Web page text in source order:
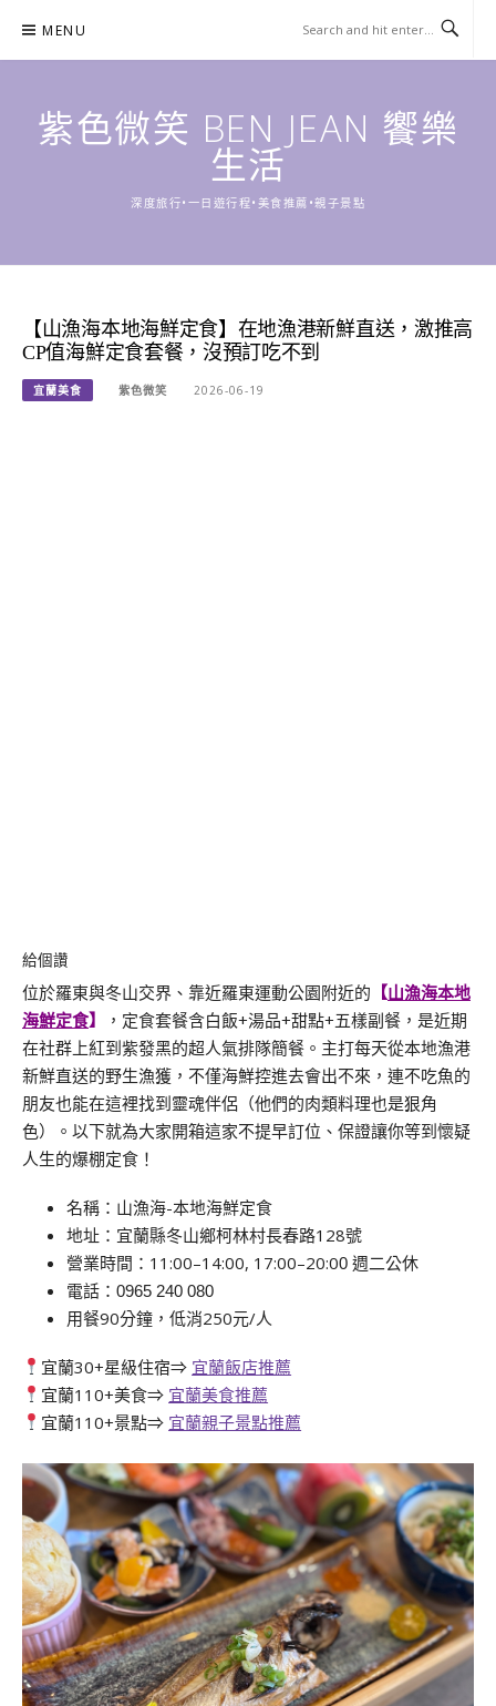
content
MENU
紫色微笑 BEN JEAN 饗樂
生活
深度旅行•一日遊行程•美食推薦•親子景點
【山漁海本地海鮮定食】在地漁港新鮮直送，激推高
CP值海鮮定食套餐，沒預訂吃不到
宜蘭美食 紫色微笑 2026-06-19
給個讚
位於羅東與冬山交界、靠近羅東運動公園附近的 【山漁海本地
海鮮定食】
，定食套餐含白飯+湯品+甜點+五樣副餐，是近期
在社群上紅到紫發黑的超人氣排隊簡餐。主打每天從本地漁港
新鮮直送的野生漁獲，不僅海鮮控進去會出不來，連不吃魚的
朋友也能在這裡找到靈魂伴侶（他們的肉類料理也是狠角
色）。以下就為大家開箱這家不提早訂位、保證讓你等到懷疑
人生的爆棚定食！
名稱：山漁海-本地海鮮定食
地址：宜蘭縣冬山鄉柯林村長春路128號
營業時間：11:00–14:00, 17:00–20:00 週二公休
電話： 0965 240 080
用餐90分鐘，低消250元/人
宜蘭30+星級住宿⇒ 宜蘭飯店推薦
宜蘭110+美食⇒ 宜蘭美食推薦
宜蘭110+景點⇒ 宜蘭親子景點推薦